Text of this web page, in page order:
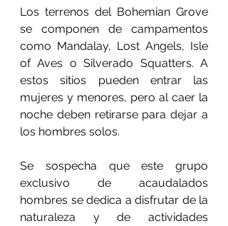
Los terrenos del Bohemian Grove
se componen de campamentos
como Mandalay, Lost Angels, Isle
of Aves o Silverado Squatters. A
estos sitios pueden entrar las
mujeres y menores, pero al caer la
noche deben retirarse para dejar a
los hombres solos.
Se sospecha que este grupo
exclusivo de acaudalados
hombres se dedica a disfrutar de la
naturaleza y de actividades